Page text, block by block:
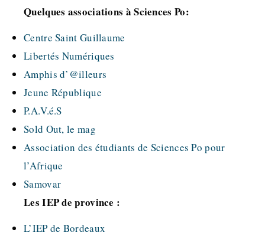
Quelques associations à Sciences Po:
Centre Saint Guillaume
Libertés Numériques
Amphis d’@illeurs
Jeune République
P.A.V.é.S
Sold Out, le mag
Association des étudiants de Sciences Po pour
l’Afrique
Samovar
Les IEP de province :
L’IEP de Bordeaux